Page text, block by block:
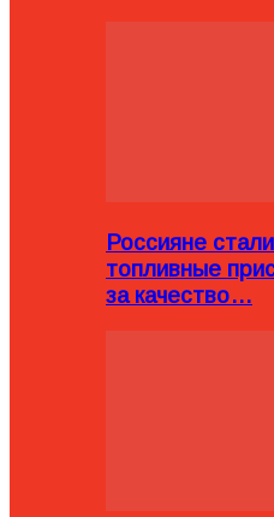
Россияне
топливные
за качество…